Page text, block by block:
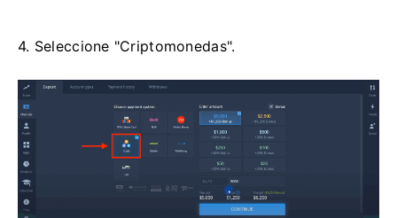
4. Seleccione "Criptomonedas".